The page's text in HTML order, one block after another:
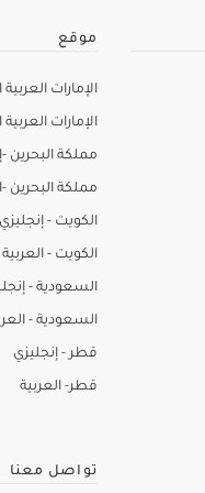
موقع
الإمارات
الإمارات
مملكة البحرين -
مملكة البحرين -
الكويت - إنجليزي
الكويت - العربية
السعودية -
السعودية -
قطر - إنجليزي
قطر- العربية
تواصل معنا